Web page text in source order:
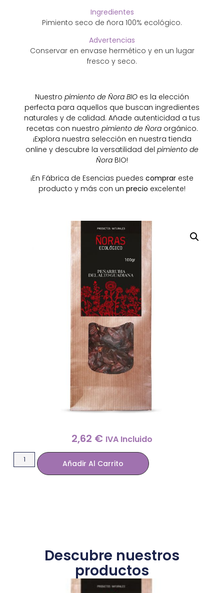
Ingredientes
Pimiento seco de ñora 100% ecológico.
Advertencias
Conservar en envase hermético y en un lugar
fresco y seco.
Nuestro pimiento de Ñora BIO es la elección
perfecta para aquellos que buscan ingredientes
naturales y de calidad. Añade autenticidad a tus
recetas con nuestro pimiento de Ñoraorgánico.
¡Explora nuestra selección en nuestra tienda
online y descubre la versatilidad del pimiento de
Ñora BIO!
¡En Fábrica de Esencias puedes comprar este
producto y más con un precio excelente!
2,62 € IVA Incluido
Añadir Al Carrito
Descubre nuestros
productos